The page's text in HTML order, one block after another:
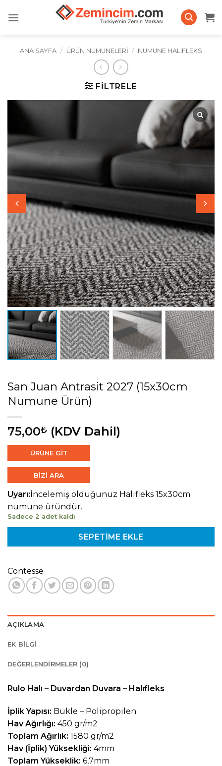
atla
ANA SAYFA / ÜRÜN NUMUNELERI / NUMUNE HALIFLEKS
FILTRELE
San Juan Antrasit 2027 (15x30cm
Numune Ürün)
75,00₺ (KDV Dahil)
ÜRÜNE GİT
BİZİ ARA
Uyarı:İncelemiş olduğunuz Halıfleks 15x30cm
numune üründür.
Sadece 2 adet kaldı
SEPETIME EKLE
Contesse
AÇIKLAMA
EK BILGI
DEĞERLENDIRMELER (0)
Rulo Halı – Duvardan Duvara – Halıfleks
İplik Yapısı: Bukle – Polipropilen
Hav Ağırlığı: 450 gr/m2
Toplam Ağırlık: 1580 gr/m2
Hav (İplik) Yüksekliği: 4mm
Toplam Yükseklik: 6,7mm